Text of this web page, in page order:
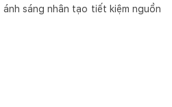
sáng nhân tạo tiết kiệm nguồn